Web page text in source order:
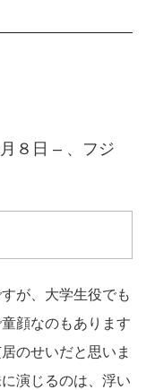
８日 – 、フジ
が、大学生役でも
顔なのもあります
のせいだと思いま
演じるのは、浮い